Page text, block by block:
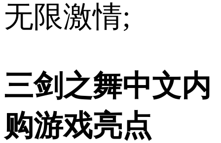
无限激情;
三剑之舞中文内
购游戏亮点